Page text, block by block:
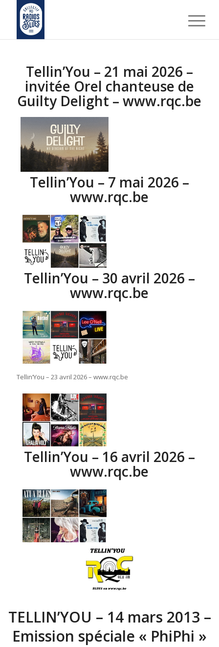
Tellin’You – 21 mai 2026 –
invitée Orel chanteuse de
Guilty Delight – www.rqc.be
Tellin’You – 7 mai 2026 –
www.rqc.be
Tellin’You – 30 avril 2026 –
www.rqc.be
Tellin’You – 23 avril 2026 – www.rqc.be
Tellin’You – 16 avril 2026 –
www.rqc.be
TELLIN’YOU – 14 mars 2013 –
Emission spéciale « PhiPhi »